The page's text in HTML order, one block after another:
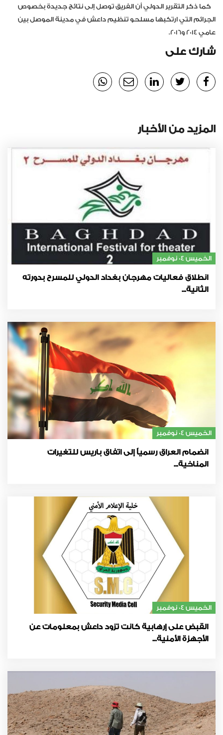
كما ذكر التقرير الدولي أن الفريق توصل إلى نتائج جديدة بخصوص
الجرائم التي ارتكبها مسلحو تنظيم داعش في مدينة الموصل بين
عامي
و2016.
شارك على
المزيد من الأخبار
الخميس 04 نوفمبر
انطلاق فعاليات مهرجان بغداد الدولي للمسرح بدورته
الثانية...
الخميس 04 نوفمبر
انضمام العراق رسمياً إلى اتفاق باريس للتغيرات
المناخية...
الخميس 04 نوفمبر
القبض على إرهابية كانت تزود داعش بمعلومات عن
الأجهزة الأمنية...